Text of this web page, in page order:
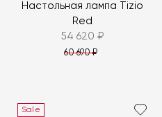
Настольная лампа Tizio
Red
54 620 ₽
60 690 ₽
Sale